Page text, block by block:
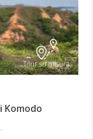
Tour su misura
Komodo